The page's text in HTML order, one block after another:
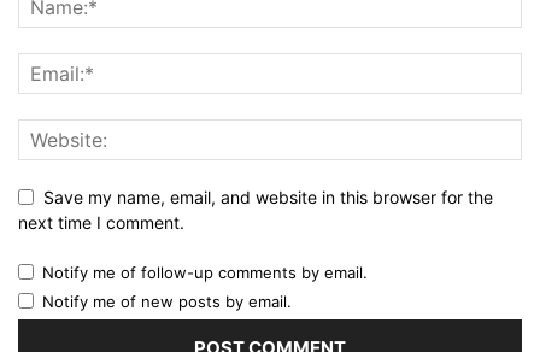
Save my name, email, and website in this browser for the
next time I comment.
Notify me of follow-up comments by email.
Notify me of new posts by email.